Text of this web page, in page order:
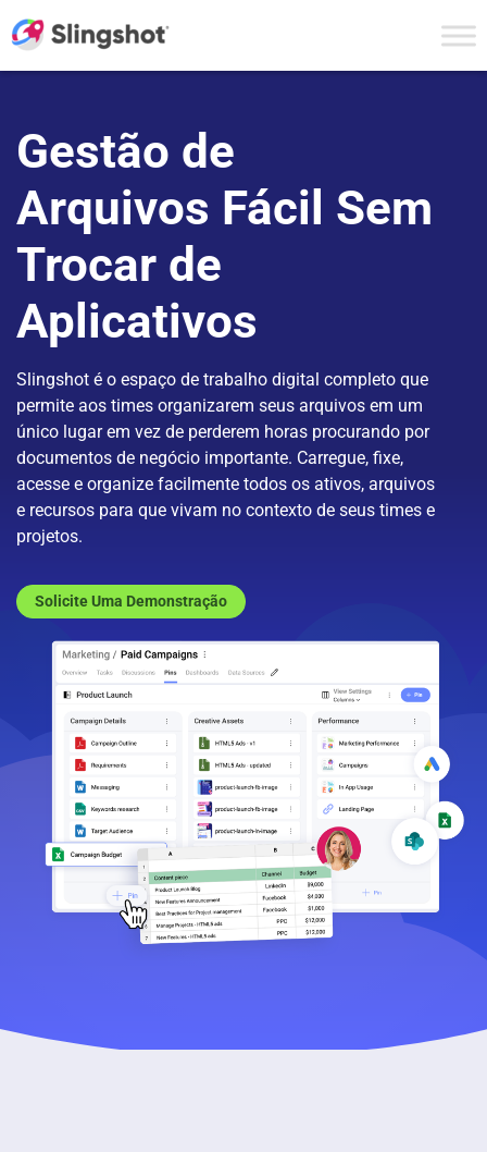
Gestão de
Arquivos Fácil Sem
Trocar de
Aplicativos
Slingshot é o espaço de trabalho digital completo que
permite aos times organizarem seus arquivos em um
único lugar em vez de perderem horas procurando por
documentos de negócio importante. Carregue, fixe,
acesse e organize facilmente todos os ativos, arquivos
e recursos para que vivam no contexto de seus times e
projetos.
Solicite Uma Demonstração